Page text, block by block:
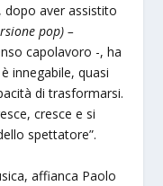
dopo aver assistito
pop) –
capolavoro -, ha
innegabile, quasi
di trasformarsi.
cresce e si
spettatore”.
affianca Paolo